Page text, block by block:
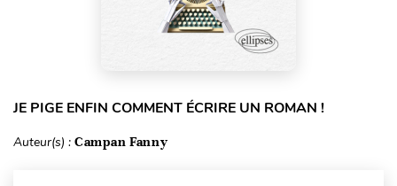
JE PIGE ENFIN COMMENT ÉCRIRE UN ROMAN !
Auteur(s) : Campan Fanny